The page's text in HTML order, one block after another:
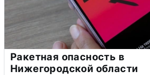
Ракетная опасность в
Нижегородской области